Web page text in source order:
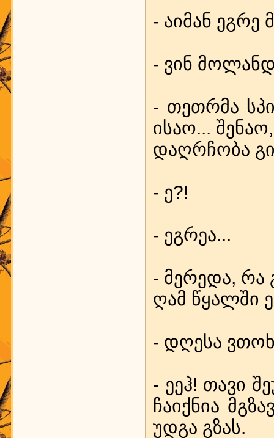
- აიმ­ან
- ვინ
- თეთ­რ­მა
ისაო...
დაღ­რ­ჩო­ბა
- ე?!
- ეგ­რეა...
- მე­რე­და, რა
ღამ წყალ­ში
- დღე­სა
- ეეჰ! თა­ვი
ჩა­იქ­ნია
უდ­გა გზას.